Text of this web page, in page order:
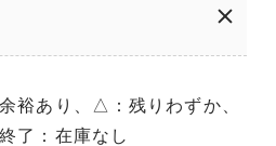
裕あり、△：残りわずか、
了：在庫なし